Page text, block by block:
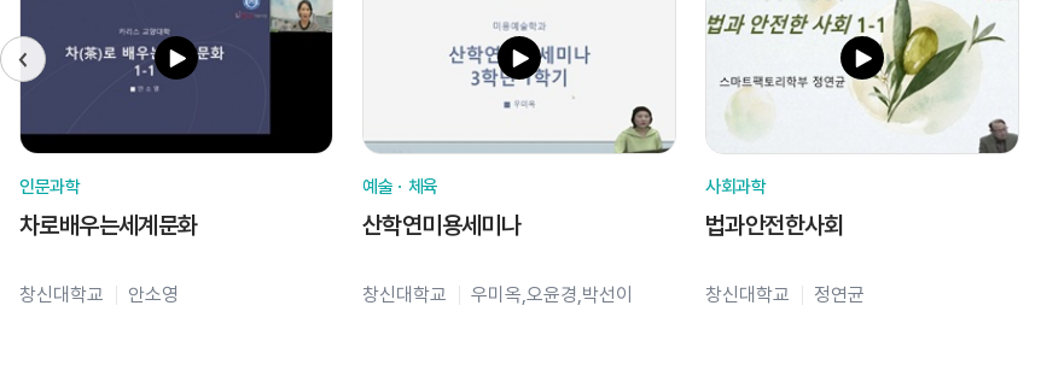
인문과학
차로배우는세계문화
창신대학교 안소영
예술ㆍ체육
산학연미용세미나
창신대학교 우미옥,오윤경,박선이
사회과학
법과안전한사회
창신대학교 정연균